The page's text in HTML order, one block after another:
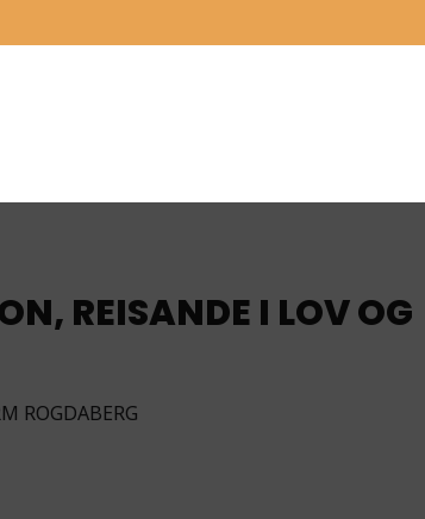
REISANDE I LOV OG
ROGDABERG